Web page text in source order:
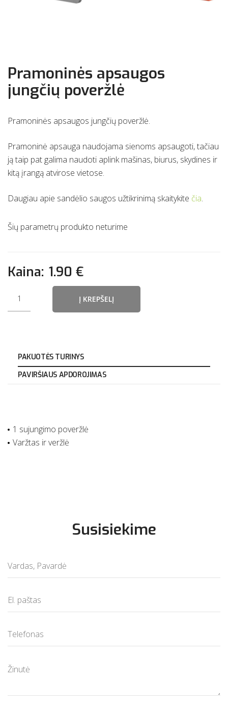
Pramoninės apsaugos
jungčių poveržlė
Pramoninės apsaugos jungčių poveržlė.
Pramoninė apsauga naudojama sienoms apsaugoti, tačiau
ją taip pat galima naudoti aplink mašinas, biurus, skydines ir
kitą įrangą atvirose vietose.
Daugiau apie sandėlio saugos užtikrinimą skaitykite čia.
Šių parametrų produkto neturime
Kaina: 1.90 €
Į KREPŠELĮ
PAKUOTĖS TURINYS
PAVIRŠIAUS APDOROJIMAS
1 sujungimo poveržlė
Varžtas ir veržlė
Susisiekime